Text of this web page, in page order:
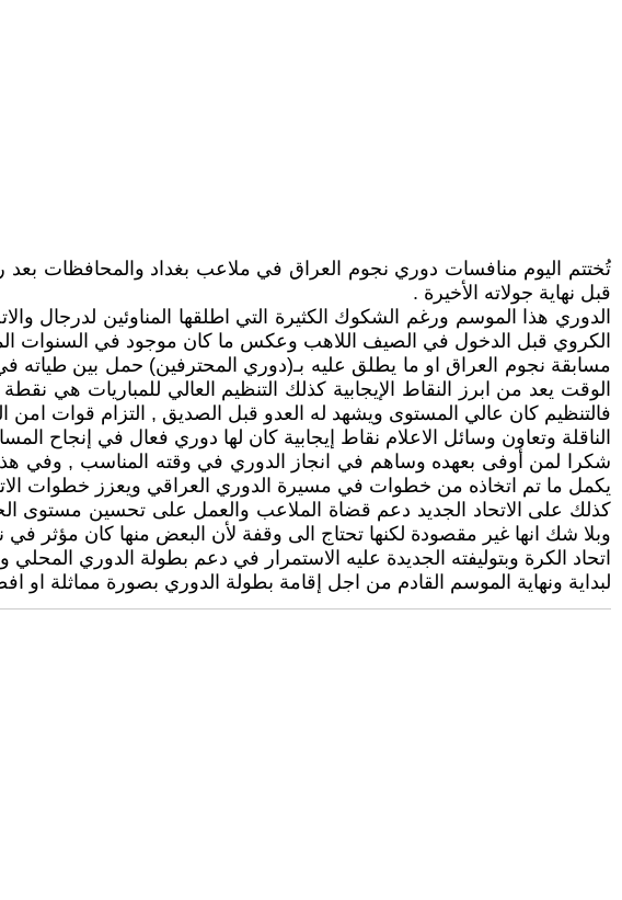
تُختتم اليوم منافسات دوري نجوم العراق في ملاعب بغداد والمحافظات
قبل نهاية جولاته الأخيرة .
الدوري هذا الموسم ورغم الشكوك الكثيرة التي اطلقها المناوئين لدرجال
الكروي قبل الدخول في الصيف اللاهب وعكس ما كان موجود في السنوات
مسابقة نجوم العراق او ما يطلق عليه بـ(دوري المحترفين) حمل بين طياته
الوقت يعد من ابرز النقاط الإيجابية كذلك التنظيم العالي للمباريات هي
فالتنظيم كان عالي المستوى ويشهد له العدو قبل الصديق , التزام قوات
الناقلة وتعاون وسائل الاعلام نقاط إيجابية كان لها دوري فعال في إنجاح
شكرا لمن أوفى بعهده وساهم في انجاز الدوري في وقته المناسب , وفي
يكمل ما تم اتخاذه من خطوات في مسيرة الدوري العراقي ويعزز خطوات
كذلك على الاتحاد الجديد دعم قضاة الملاعب والعمل على تحسين مستوى
وبلا شك انها غير مقصودة لكنها تحتاج الى وقفة لأن البعض منها كان مؤثر
اتحاد الكرة وبتوليفته الجديدة عليه الاستمرار في دعم بطولة الدوري
لبداية ونهاية الموسم القادم من اجل إقامة بطولة الدوري بصورة مماثلة